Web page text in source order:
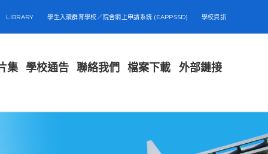
LIBRARY 學生入讀群育學校／院舍網上申請系統 (EAPPSSD) 學校資訊
集 學校通告 聯絡我們 檔案下載 外部鏈接